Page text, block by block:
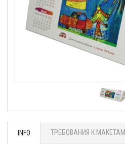
INFO ТРЕБОВАНИЯ К МАКЕТАМ